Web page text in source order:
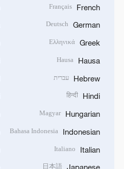
French
Français
German
Deutsch
Greek
Ελληνικά
Hausa
Hausa
Hebrew עברית
Hindi
हिन्दी
Hungarian
Magyar
Indonesian
Bahasa Indonesia
Italian
Italiano
Japanese
日本語